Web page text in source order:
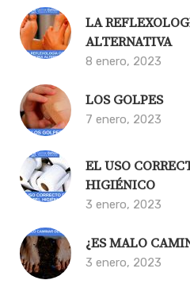
LA
ALTERNATIVA
8 enero, 2023
LOS GOLPES
7 enero, 2023
EL USO
HIGIÉNICO
3 enero, 2023
¿ES MALO
3 enero, 2023